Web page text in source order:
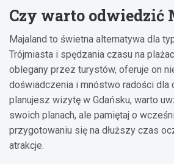
Czy warto odwiedzić
Majaland to świetna alternatywa dla
Trójmiasta i spędzania czasu na
oblegany przez turystów, oferuje on
doświadczenia i mnóstwo radości dla
planujesz wizytę w Gdańsku, warto
swoich planach, ale pamiętaj o
przygotowaniu się na dłuższy czas
atrakcje.